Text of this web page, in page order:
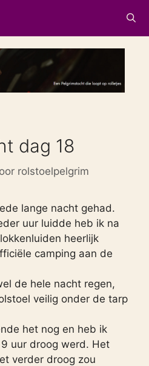
dag 18
rolstoelpelgrim
lange nacht gehad.
uur luidde heb ik na
heerlijk
camping aan de
de hele nacht regen,
veilig onder de tarp
het nog en heb ik
uur droog werd. Het
verder droog zou